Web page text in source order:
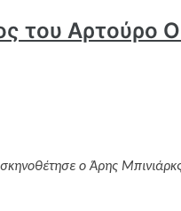
του Αρτούρο
ο Άρης